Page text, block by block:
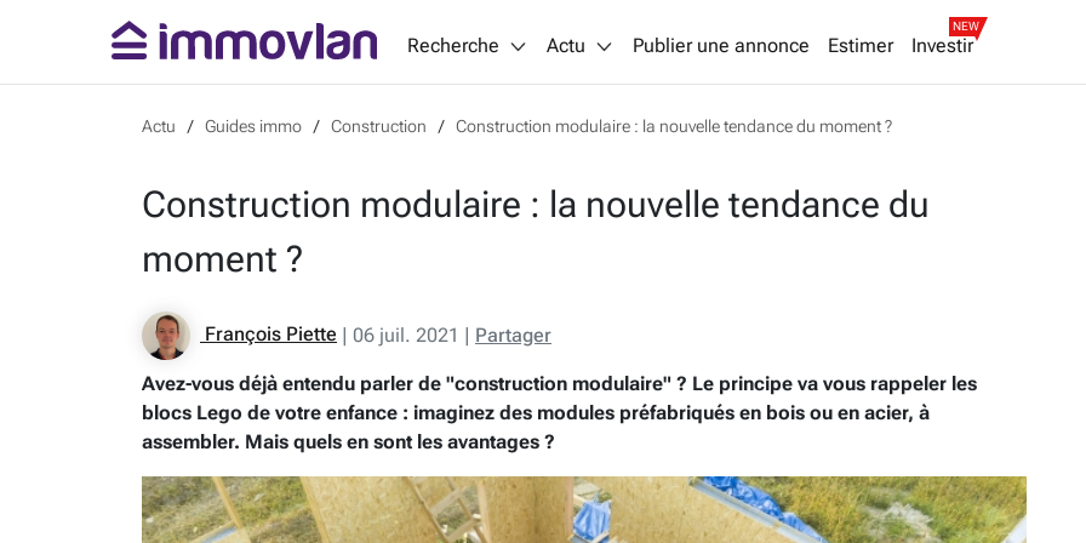
Recherche Actu Publier une annonce Estimer Investir
NEW
Actu Guides immo Construction Construction modulaire : la nouvelle tendance du moment ?
Construction modulaire : la nouvelle tendance du
moment ?
François Piette | 06 juil. 2021 | Partager
Avez-vous déjà entendu parler de "construction modulaire" ? Le principe va vous rappeler les
blocs Lego de votre enfance : imaginez des modules préfabriqués en bois ou en acier, à
assembler. Mais quels en sont les avantages ?